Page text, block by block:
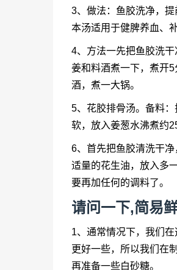
3、做法：鱼胶洗净，
本汤适用于健脾养血、
4、方法一先把鱼胶洗
姜和料酒煮一下，煮开
酒，煮一大锅。
5、花胶排骨汤。备料
软，放入姜葱水沸煮约
6、首先把鱼胶清洗干
适量的花生油，放入多
要再加任何的调料了。
请问一下,简易
1、通常情况下，我们
更好一些，所以我们在
再准备一些白砂糖。